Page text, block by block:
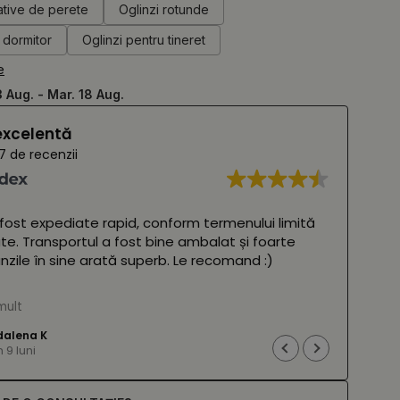
de perete
Oglinzi rotunde
Oglinzi pentru tineret
Aug. - Mar. 18 Aug.
de recenzii
expediate rapid, conform termenului limită
Transportul a fost bine ambalat și foarte
în sine arată superb. Le recomand :)
K
9 luni